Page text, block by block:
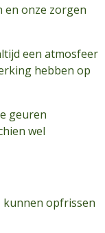
en onze zorgen
een atmosfeer
hebben op
geuren
wel
kunnen opfrissen